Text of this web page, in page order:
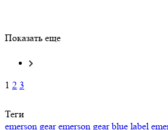
Показать еще
1 2 3
Теги
emerson gear emerson gear blue label